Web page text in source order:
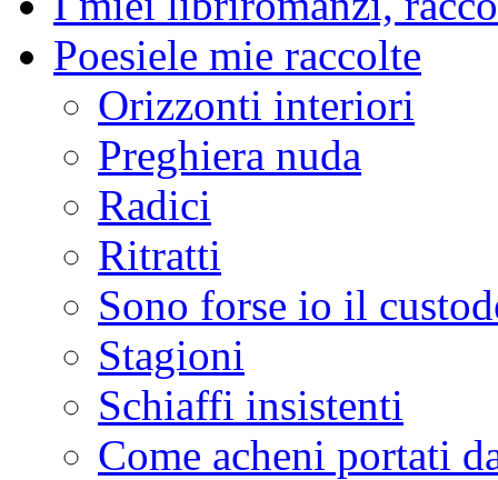
Poesiele mie raccolte
Orizzonti interiori
Preghiera nuda
Radici
Ritratti
Sono forse io il
Stagioni
Schiaffi insistenti
Come acheni portati